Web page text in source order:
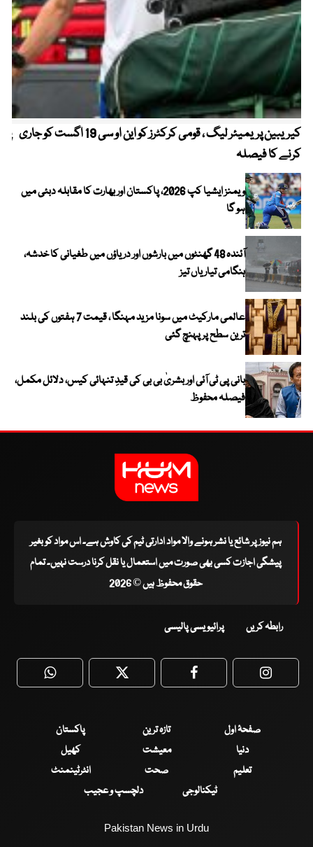
کیریبین پریمیئر لیگ ، قومی کرکٹرز کو این او سی 19 اگست کو جاری
کرنے کا فیصلہ
ویمنز ایشیا کپ 2026، پاکستان اور بھارت کا مقابلہ دبئی میں
ہو گا
آئندہ 48 گھنٹوں میں بارشوں اور دریاؤں میں طغیانی کا خدشہ،
ہنگامی تیاریاں تیز
عالمی مارکیٹ میں سونا مزید مہنگا ، قیمت 7 ہفتوں کی بلند
ترین سطح پر پہنچ گئی
بانی پی ٹی آئی اور بشریٰ بی بی کی قیدِ تنہائی کیس، دلائل مکمل،
فیصلہ محفوظ
ہم نیوز پر شائع یا نشر ہونے والا مواد ادارتی ٹیم کی کاوش ہے۔ اس مواد کو بغیر
پیشگی اجازت کسی بھی صورت میں استعمال یا نقل کرنا درست نہیں۔ تمام
حقوق محفوظ ہیں © 2026
رابطہ کریں پرائیویسی پالیسی
WhatsApp Twitter Facebook
صفحۂ اول تازہ ترین
پاکستان
دنیا
معیشت
کھیل
تعلیم
صحت
انٹرٹینمنٹ
ٹیکنالوجی
دلچسپ و عجیب
Pakistan News in Urdu